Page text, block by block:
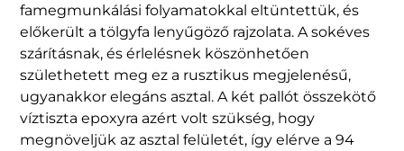
famegmunkálási folyamatokkal eltüntettük, és
előkerült a tölgyfa lenyűgöző rajzolata. A sokéves
szárításnak, és érlelésnek köszönhetően
születhetett meg ez a rusztikus megjelenésű,
ugyanakkor elegáns asztal. A két pallót összekötő
víztiszta epoxyra azért volt szükség, hogy
megnöveljük az asztal felületét, így elérve a 94